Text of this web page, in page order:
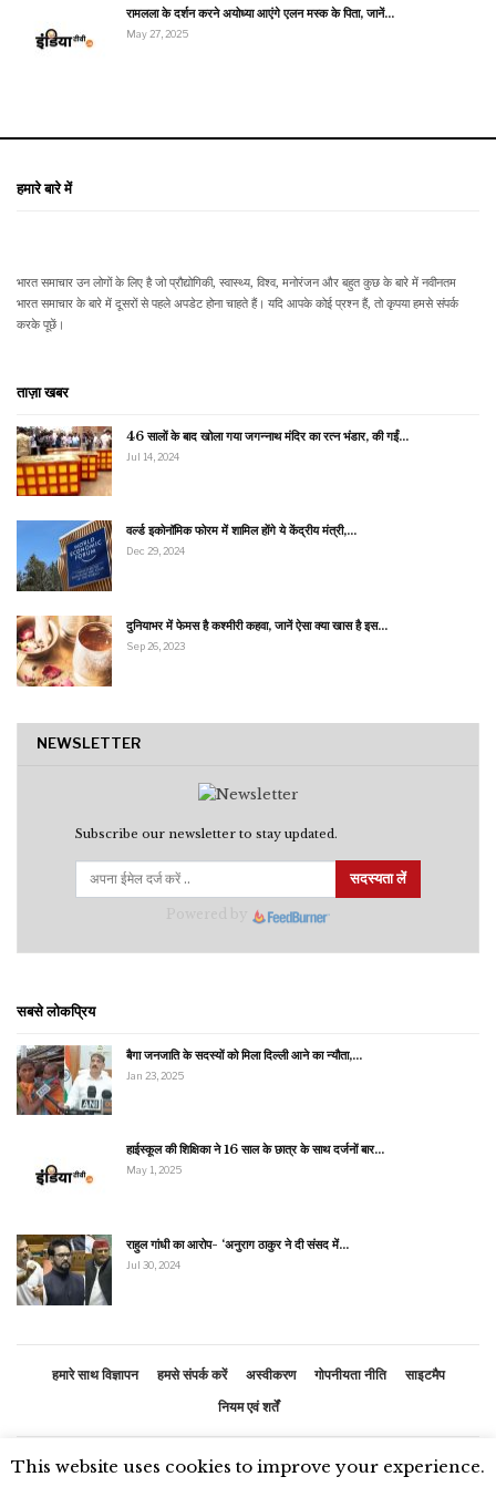
रामलला के दर्शन करने अयोध्या आएंगे एलन मस्क के पिता, जानें…
May 27, 2025
हमारे बारे में
भारत समाचार उन लोगों के लिए है जो प्रौद्योगिकी, स्वास्थ्य, विश्व, मनोरंजन और बहुत कुछ के बारे में नवीनतम
भारत समाचार के बारे में दूसरों से पहले अपडेट होना चाहते हैं। यदि आपके कोई प्रश्न हैं, तो कृपया हमसे संपर्क
करके पूछें।
ताज़ा खबर
46 सालों के बाद खोला गया जगन्नाथ मंदिर का रत्न भंडार, की गईं…
Jul 14, 2024
वर्ल्ड इकोनॉमिक फोरम में शामिल होंगे ये केंद्रीय मंत्री,…
Dec 29, 2024
दुनियाभर में फेमस है कश्मीरी कहवा, जानें ऐसा क्या खास है इस…
Sep 26, 2023
NEWSLETTER
Subscribe our newsletter to stay updated.
सदस्यता लें
सबसे लोकप्रिय
बैगा जनजाति के सदस्यों को मिला दिल्ली आने का न्यौता,…
Jan 23, 2025
हाईस्कूल की शिक्षिका ने 16 साल के छात्र के साथ दर्जनों बार…
May 1, 2025
राहुल गांधी का आरोप- ‘अनुराग ठाकुर ने दी संसद में…
Jul 30, 2024
हमारे साथ विज्ञापन हमसे संपर्क करें अस्वीकरण गोपनीयता नीति
साइटमैप
नियम एवं शर्तें
© 2026 - भारतीय समाचार. सर्वाधिकार सुरक्षित
This website uses cookies to improve your experience.